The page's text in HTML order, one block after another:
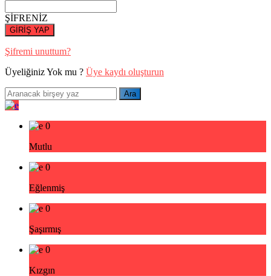
ŞİFRENİZ
GİRİŞ YAP
Şifremi unuttum?
Üyeliğiniz Yok mu ? Üye kaydı oluşturun
0
Mutlu
0
Eğlenmiş
0
Şaşırmış
0
Kızgın